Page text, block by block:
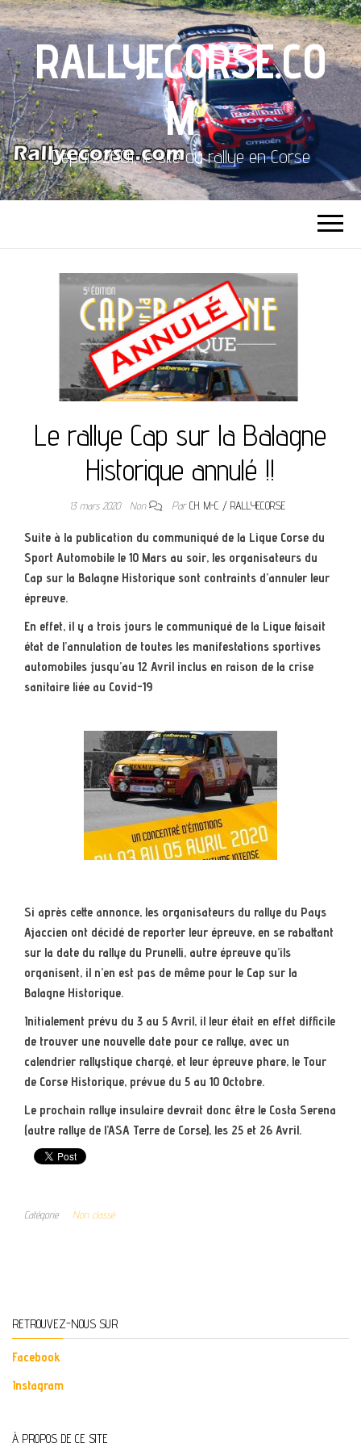
RALLYECORSE.CO
M
Depuis 2001, le site du rallye en Corse
Le rallye Cap sur la Balagne
Historique annulé !!
13 mars 2020 Non ParCH. M-C / RALLYECORSE
Suite à la publication du communiqué de la Ligue Corse du
Sport Automobile le 10 Mars au soir, les organisateurs du
Cap sur la Balagne Historique sont contraints d’annuler leur
épreuve.
En effet, il y a trois jours le communiqué de la Ligue faisait
état de l’annulation de toutes les manifestations sportives
automobiles jusqu’au 12 Avril inclus en raison de la crise
sanitaire liée au Covid-19
Si après cette annonce, les organisateurs du rallye du Pays
Ajaccien ont décidé de reporter leur épreuve, en se rabattant
sur la date du rallye du Prunelli, autre épreuve qu’ils
organisent, il n’en est pas de même pour le Cap sur la
Balagne Historique.
Initialement prévu du 3 au 5 Avril, il leur était en effet difficile
de trouver une nouvelle date pour ce rallye, avec un
calendrier rallystique chargé, et leur épreuve phare, le Tour
de Corse Historique, prévue du 5 au 10 Octobre.
Le prochain rallye insulaire devrait donc être le Costa Serena
(autre rallye de l’ASA Terre de Corse), les 25 et 26 Avril.
Catégorie Non classé
RETROUVEZ-NOUS SUR
Facebook
Instagram
À PROPOS DE CE SITE